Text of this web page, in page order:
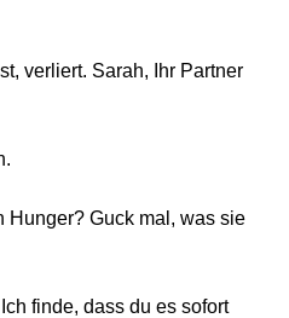
verliert. Sarah, Ihr Partner
Hunger? Guck mal, was sie
finde, dass du es sofort